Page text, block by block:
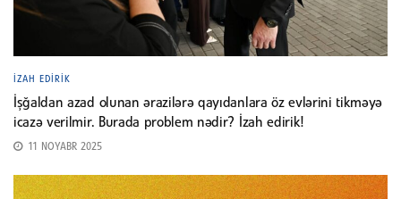
İZAH EDIRIK
İşğaldan azad olunan ərazilərə qayıdanlara öz evlərini tikməyə
icazə verilmir. Burada problem nədir? İzah edirik!
11 NOYABR 2025